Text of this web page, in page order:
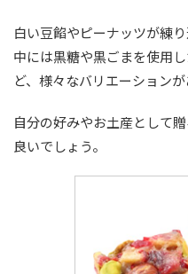
白い豆餡やピーナッツが練
中には黒糖や黒ごまを使用
ど、様々なバリエーションが
自分の好みやお土産として
良いでしょう。